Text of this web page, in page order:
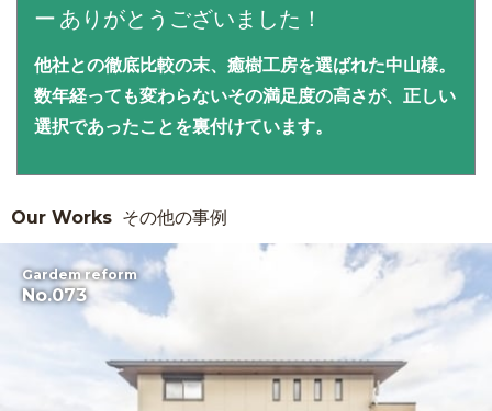
ありがとうございました！
他社との徹底比較の末、癒樹工房を選ばれた中山様。
数年経っても変わらないその満足度の高さが、正しい
選択であったことを裏付けています。
Our Works その他の事例
Gardem reform
No.073